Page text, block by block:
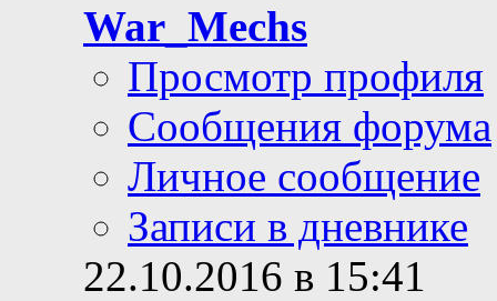
War_Mechs
Просмотр профиля
Сообщения форума
Личное сообщение
Записи в дневнике
22.10.2016 в 15:41